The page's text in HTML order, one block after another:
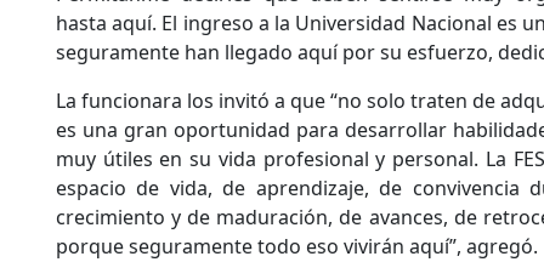
hasta aquí. El ingreso a la Universidad Nacional es
seguramente han llegado aquí por su esfuerzo,
La funcionara los invitó a que “no solo traten de
es una gran oportunidad para desarrollar
muy útiles en su vida profesional y personal. La
espacio de vida, de aprendizaje, de convivencia
crecimiento y de maduración, de avances, de
porque seguramente todo eso vivirán aquí”, agregó.